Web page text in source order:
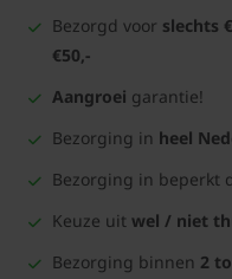
Bezorgd voor slechts
€50,-
Aangroei garantie!
Bezorging in heel
Bezorging in beperkt
Keuze uit wel / niet
Bezorging binnen 2